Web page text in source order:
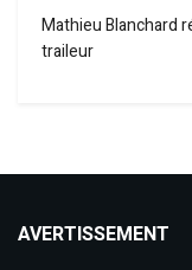
Mathieu Blanchard
traileur
AVERTISSEMENT